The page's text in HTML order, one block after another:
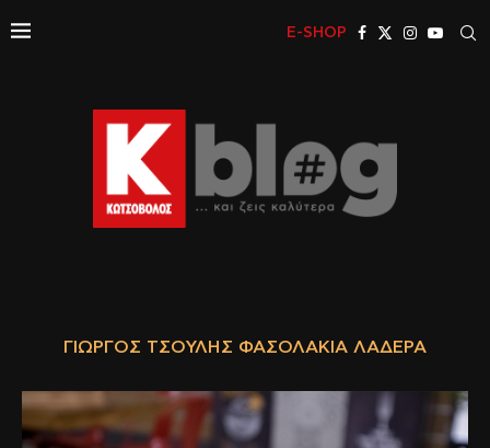
E-SHOP
ΓΙΏΡΓΟΣ ΤΣΟΎΛΗΣ ΦΑΣΟΛΆΚΙΑ ΛΑΔΕΡΆ